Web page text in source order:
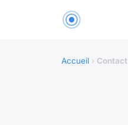
Accueil › Contact